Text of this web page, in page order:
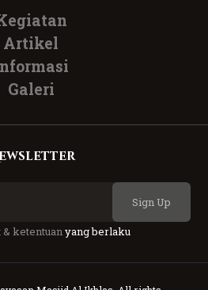
Artikel
Galeri
Sign Up
& ketentuanyang berlaku